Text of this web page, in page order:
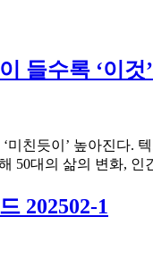
들수록 ‘이
미친듯이’ 높아진다
50대의 삶의 변화,
202502-1